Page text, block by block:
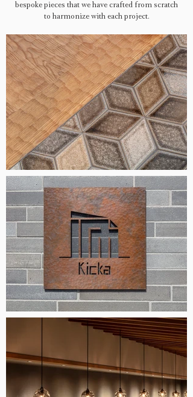
bespoke pieces that we have crafted from scratch
to harmonize with each project.